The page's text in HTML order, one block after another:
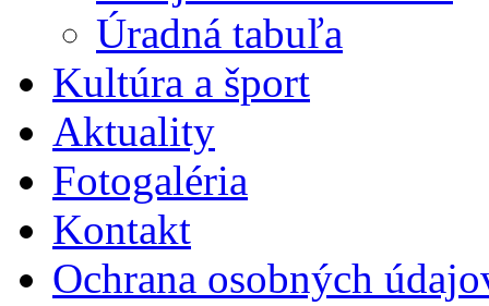
Úradná tabuľa
Kultúra a šport
Aktuality
Fotogaléria
Kontakt
Ochrana osobných